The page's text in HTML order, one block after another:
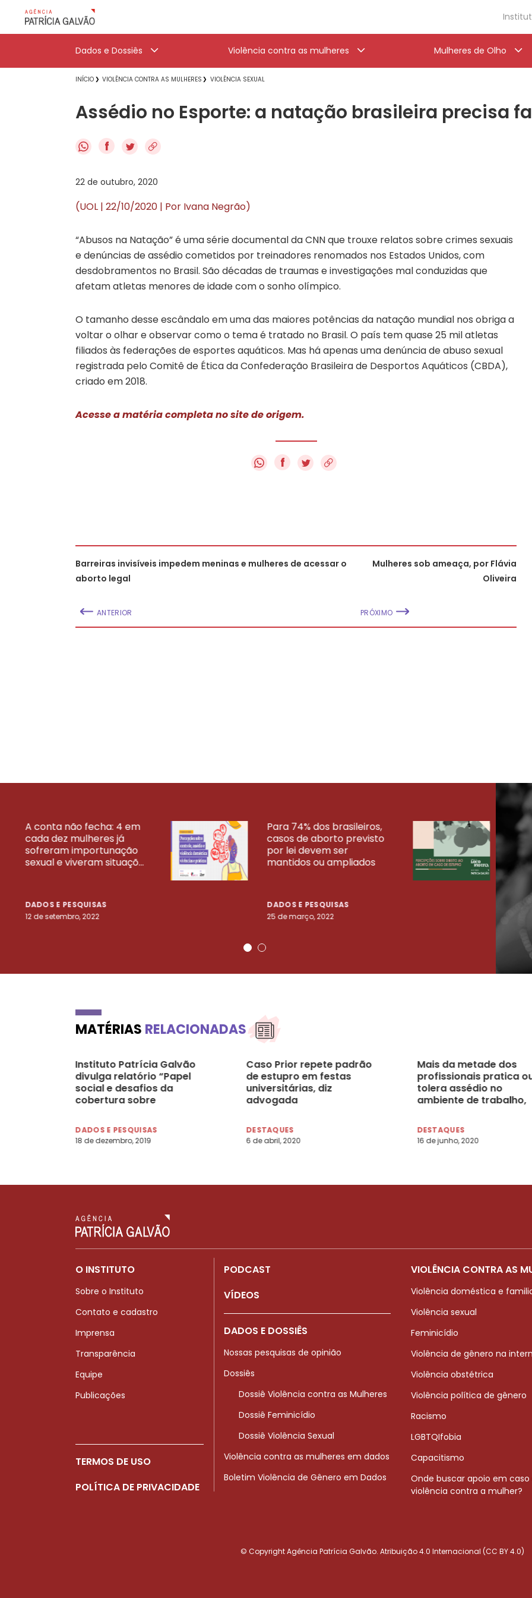
Dados e Dossiês Violência contra as mulheres Mulheres de Olho
INÍCIO VIOLÊNCIA CONTRA AS MULHERES VIOLÊNCIA SEXUAL
Assédio no Esporte: a natação brasileira precisa
f
22 de outubro, 2020
(UOL | 22/10/2020 | Por Ivana Negrão)
“Abusos na Natação” é uma série documental da CNN que trouxe relatos sobre crimes sexuais
e denúncias de assédio cometidos por treinadores renomados nos Estados Unidos, com
desdobramentos no Brasil. São décadas de traumas e investigações mal conduzidas que
afetam atletas menores de idade com o sonho olímpico.
O tamanho desse escândalo em uma das maiores potências da natação mundial nos obriga a
voltar o olhar e observar como o tema é tratado no Brasil. O país tem quase 25 mil atletas
filiados às federações de esportes aquáticos. Mas há apenas uma denúncia de abuso sexual
registrada pelo Comitê de Ética da Confederação Brasileira de Desportos Aquáticos (CBDA),
criado em 2018.
Acesse a matéria completa no site de origem.
f
Barreiras invisíveis impedem meninas e mulheres de acessar o
aborto legal
ANTERIOR
Mulheres sob ameaça, por Flávia
Oliveira
PRÓXIMO
A conta não fecha: 4 em
cada dez mulheres já
sofreram importunação
sexual e viveram situaçõ...
DADOS E PESQUISAS
12 de setembro, 2022
Para 74% dos brasileiros,
casos de aborto previsto
por lei devem ser
mantidos ou ampliados
DADOS E PESQUISAS
25 de março, 2022
23
VEJA MAIS PESQUISAS
MATÉRIAS RELACIONADAS
Instituto Patrícia Galvão
divulga relatório “Papel
social e desafios da
cobertura sobre
DADOS E PESQUISAS
18 de dezembro, 2019
Caso Prior repete padrão
de estupro em festas
universitárias, diz
advogada
DESTAQUES
6 de abril, 2020
Mais da metade dos
profissionais pratica
tolera assédio no
ambiente de trabalho,
DESTAQUES
16 de junho, 2020
O INSTITUTO
Sobre o Instituto
Contato e cadastro
Imprensa
Transparência
Equipe
Publicações
TERMOS DE USO
POLÍTICA DE PRIVACIDADE
PODCAST
VÍDEOS
DADOS E DOSSIÊS
Nossas pesquisas de opinião
Dossiês
Dossiê Violência contra as Mulheres
Dossiê Feminicídio
Dossiê Violência Sexual
Violência contra as mulheres em dados
Boletim Violência de Gênero em Dados
VIOLÊNCIA CONTRA AS
Violência doméstica e
Violência sexual
Feminicídio
Violência de gênero na
Violência obstétrica
Violência política de gênero
Racismo
LGBTQIfobia
Capacitismo
Onde buscar apoio em caso
violência contra a mulher?
© Copyright Agência Patrícia Galvão. Atribuição 4.0 Internacional (CC BY 4.0)